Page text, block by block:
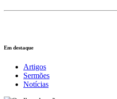
Em destaque
Artigos
Sermões
Notícias